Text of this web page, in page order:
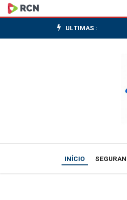
Mega-
Sena
R$
ULTIMAS :
INÍCIO